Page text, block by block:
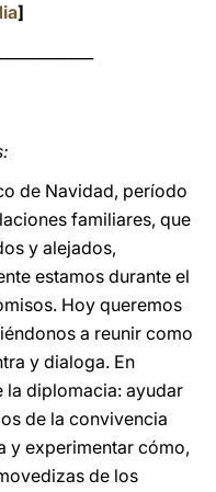
]
de Navidad, período
familiares, que
y alejados,
estamos durante el
Hoy queremos
a reunir como
y dialoga. En
la diplomacia: ayudar
de la convivencia
y experimentar cómo,
de los